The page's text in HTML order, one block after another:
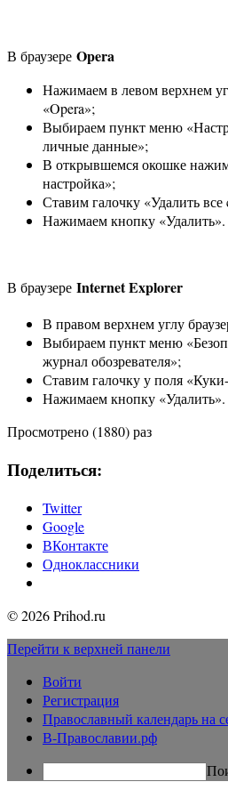
В браузере Opera
Нажимаем в левом верхнем
«Opera»;
Выбираем пункт меню
личные данные»;
В открывшемся окошке
настройка»;
Ставим галочку «Удалить все
Нажимаем кнопку «Удалить».
В браузере Internet Explorer
В правом верхнем углу
Выбираем пункт меню
журнал обозревателя»;
Ставим галочку у поля
Нажимаем кнопку «Удалить».
Просмотрено (1880) раз
Поделиться:
Twitter
Google
ВКонтакте
Одноклассники
© 2026 Prihod.ru
Перейти к верхней панели
Войти
Регистрация
Православный календарь на
В-Православии.рф